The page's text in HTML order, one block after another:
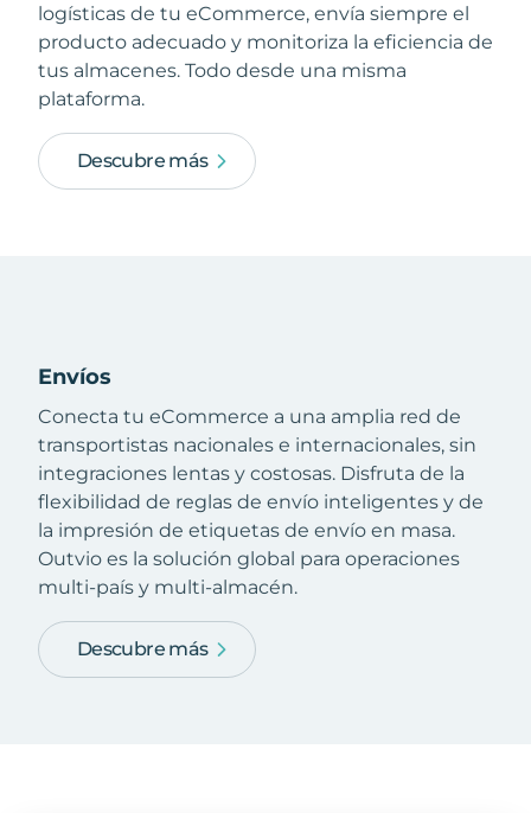
logísticas de tu eCommerce, envía siempre el
producto adecuado y monitoriza la eficiencia de
tus almacenes. Todo desde una misma
plataforma.
Descubre más
Envíos
Conecta tu eCommerce a una amplia red de
transportistas nacionales e internacionales, sin
integraciones lentas y costosas. Disfruta de la
flexibilidad de reglas de envío inteligentes y de
la impresión de etiquetas de envío en masa.
Outvio es la solución global para operaciones
multi-país y multi-almacén.
Descubre más